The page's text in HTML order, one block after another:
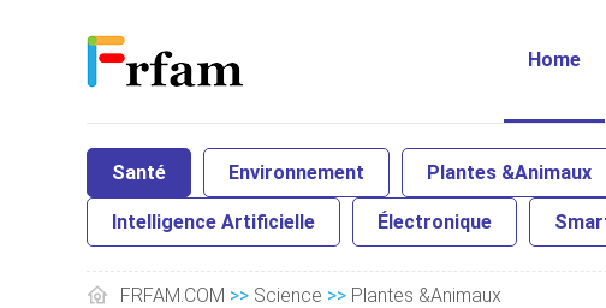
Home
Santé Environnement Plantes &Animaux
Intelligence Artificielle Électronique
FRFAM.COM >> Science >> Plantes &Animaux